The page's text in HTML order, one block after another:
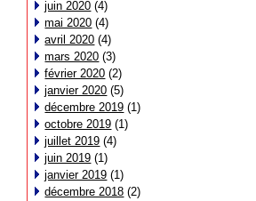
juin 2020 (4)
mai 2020 (4)
avril 2020 (4)
mars 2020 (3)
février 2020 (2)
janvier 2020 (5)
décembre 2019 (1)
octobre 2019 (1)
juillet 2019 (4)
juin 2019 (1)
janvier 2019 (1)
décembre 2018 (2)